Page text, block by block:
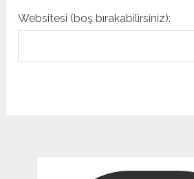
Websitesi (boş bırakabilirsiniz):